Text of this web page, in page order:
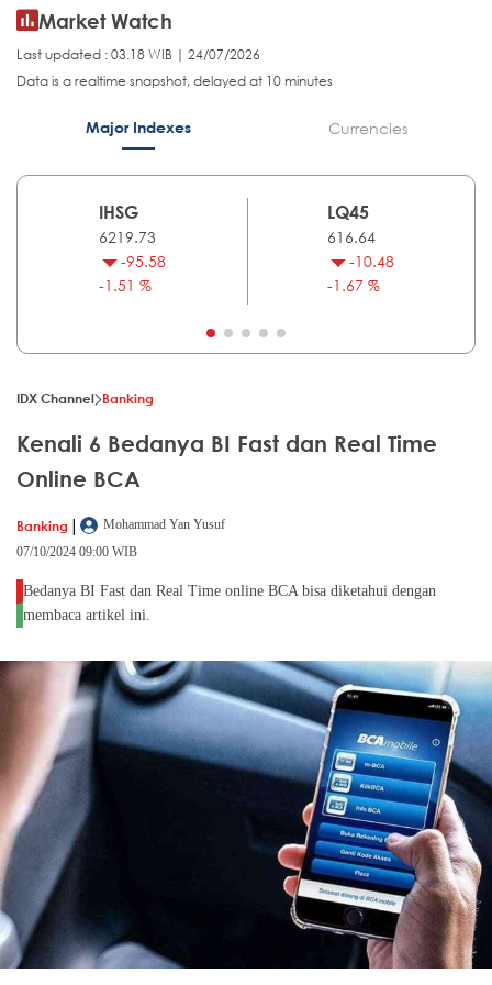
Market Watch
Last updated : 03.18 WIB | 24/07/2026
Data is a realtime snapshot, delayed at 10 minutes
Major Indexes Currencies
IHSG
6219.73
-95.58
-1.51 %
LQ45
616.64
-10.48
-1.67 %
IDX Channel Banking
Kenali 6 Bedanya BI Fast dan Real Time
Online BCA
Banking |
Mohammad Yan Yusuf
07/10/2024 09:00 WIB
Bedanya BI Fast dan Real Time online BCA bisa diketahui dengan
membaca artikel ini.